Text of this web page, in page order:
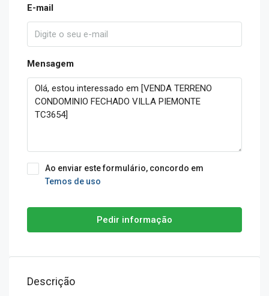
E-mail
Mensagem
Ao enviar este formulário, concordo em
Temos de uso
Pedir informação
Descrição